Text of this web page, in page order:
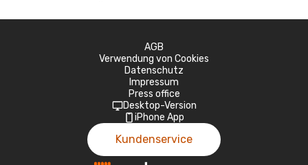
AGB
Verwendung von Cookies
Datenschutz
Impressum
Press office
Desktop-Version
iPhone App
Kundenservice